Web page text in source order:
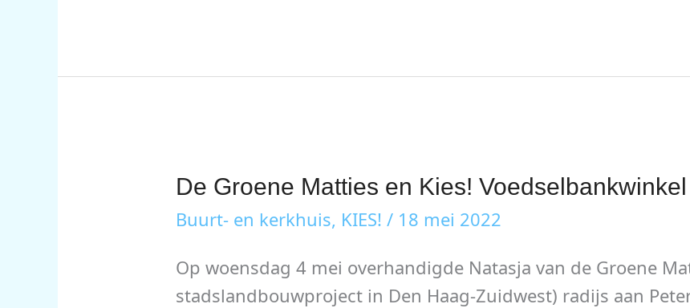
De Groene Matties en Kies! Voedselbankwinkel
Buurt- en kerkhuis, KIES! / 18 mei 2022
Op woensdag 4 mei overhandigde Natasja van de Groene
stadslandbouwproject in Den Haag-Zuidwest) radijs aan